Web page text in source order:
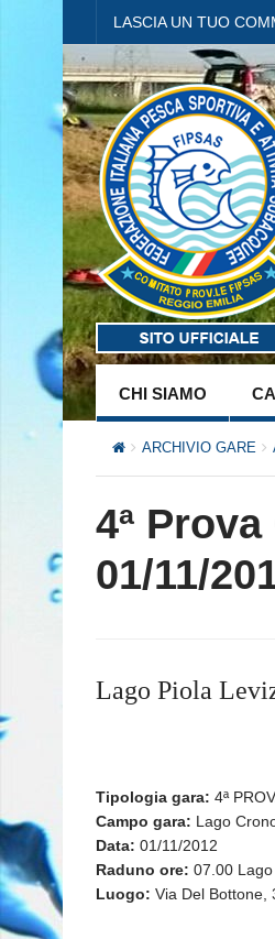
LASCIA UN TUO
CHI SIAMO
ARCHIVIO GARE
4ª
01/11/
Lago Piola
Tipologia gara: 4ª
Campo gara: Lago
Data: 01/11/2012
Raduno ore: 07.00 Lago
Luogo: Via Del Bottone,